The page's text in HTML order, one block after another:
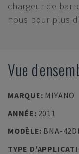
chargeur de
nous pour plus
Vue
MARQUE: MIYANO
ANNÉE: 2011
MODÈLE: BNA-
TYPE